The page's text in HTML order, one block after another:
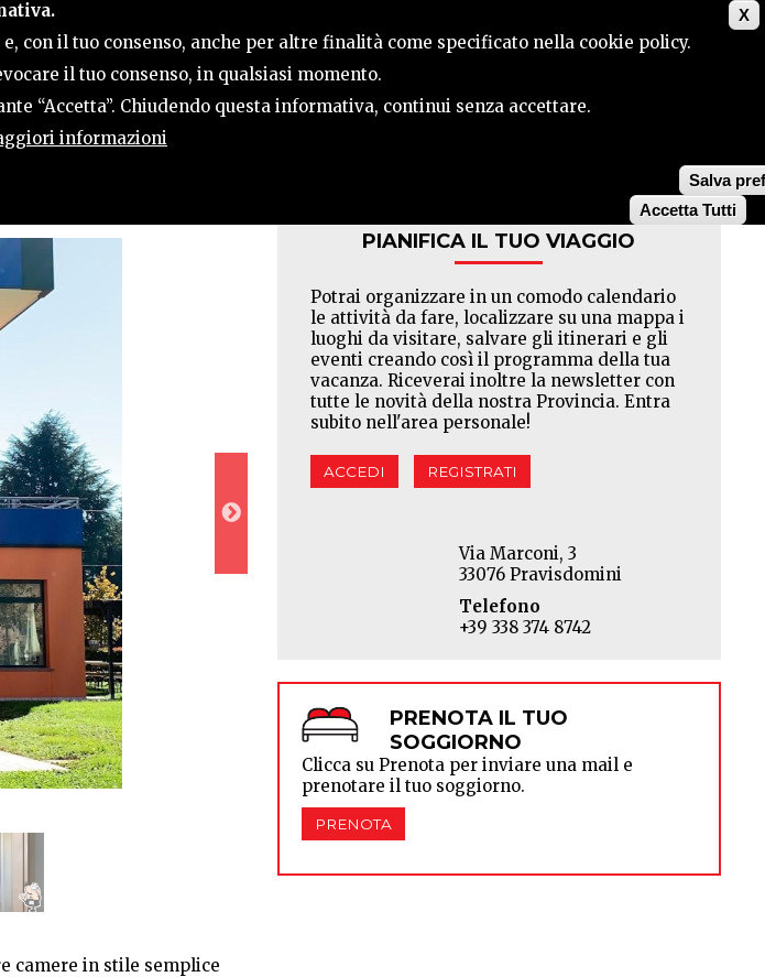
X
il tuo consenso, anche per altre finalità come specificato nella cookie policy.
il tuo consenso, in qualsiasi momento.
“Accetta”. Chiudendo questa informativa, continui senza accettare.
informazioni
Salva
Accetta Tutti
OSPITALITÀ GUIDA UTILE CONTATTI CERCA
camere in stile semplice
PIANIFICA IL TUO VIAGGIO
Potrai organizzare in un comodo calendario
le attività da fare, localizzare su una mappa i
luoghi da visitare, salvare gli itinerari e gli
eventi creando così il programma della tua
vacanza. Riceverai inoltre la newsletter con
tutte le novità della nostra Provincia. Entra
subito nell'area personale!
ACCEDI REGISTRATI
Via Marconi, 3
33076 Pravisdomini
Telefono
+39 338 374 8742
PRENOTA IL TUO
SOGGIORNO
Clicca su Prenota per inviare una mail e
prenotare il tuo soggiorno.
PRENOTA